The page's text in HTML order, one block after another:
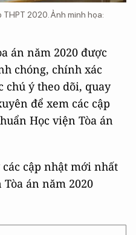
2020. Ảnh minh họa:
án năm 2020 được
chóng, chính xác
chú ý theo dõi, quay
để xem các cập
Học viện Tòa án
cập nhật mới nhất
án năm 2020